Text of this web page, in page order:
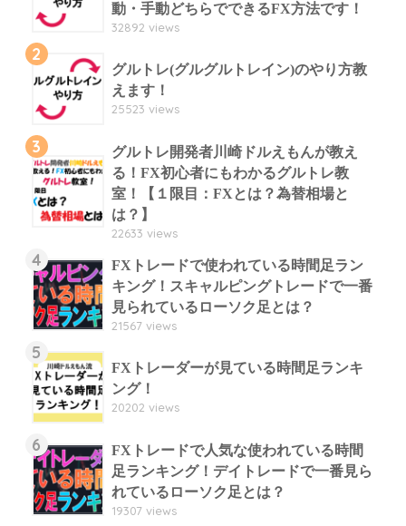
動・手動どちらでできるFX方法です！
32892 views
2
グルトレ(グルグルトレイン)のやり方教
えます！
25523 views
3
グルトレ開発者川崎ドルえもんが教え
る！FX初心者にもわかるグルトレ教
室！【１限目：FXとは？為替相場と
は？】
22633 views
4
FXトレードで使われている時間足ラン
キング！スキャルピングトレードで一番
見られているローソク足とは？
21567 views
5
FXトレーダーが見ている時間足ランキ
ング！
20202 views
6
FXトレードで人気な使われている時間
足ランキング！デイトレードで一番見ら
れているローソク足とは？
19307 views